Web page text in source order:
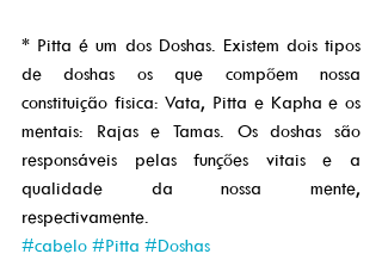
* Pitta é um dos Doshas. Existem dois tipos
de doshas os que compõem nossa
constituição fisica: Vata, Pitta e Kapha e os
mentais: Rajas e Tamas. Os doshas são
responsáveis pelas funções vitais e a
qualidade da nossa mente,
respectivamente.
#cabelo #Pitta #Doshas